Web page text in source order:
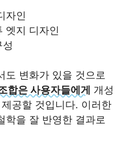
자인
엣지 디자인
도 변화가 있을 것으로
합은 사용자들에게 개성
공할 것입니다. 이러한
학을 잘 반영한 결과로